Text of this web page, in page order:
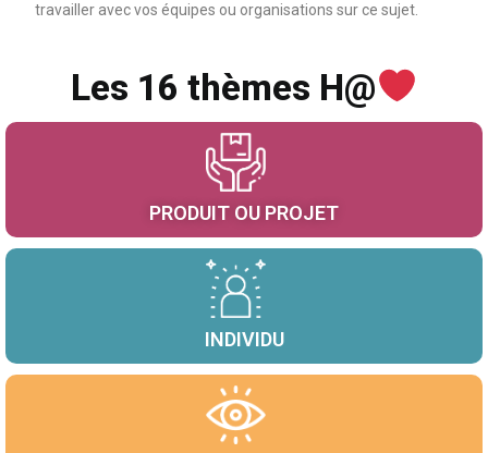
travailler avec vos équipes ou organisations sur ce sujet.
Les 16 thèmes H@
PRODUIT OU PROJET
INDIVIDU